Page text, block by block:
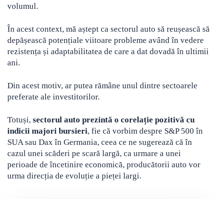
volumul.
În acest context, mă aștept ca sectorul auto să reușească să
depășească potențiale viitoare probleme având în vedere
rezistența și adaptabilitatea de care a dat dovadă în ultimii
ani.
Din acest motiv, ar putea rămâne unul dintre sectoarele
preferate ale investitorilor.
Totuși, sectorul auto prezintă o corelație pozitivă cu
indicii majori bursieri, fie că vorbim despre S&P 500 în
SUA sau Dax în Germania, ceea ce ne sugerează că în
cazul unei scăderi pe scară largă, ca urmare a unei
perioade de încetinire economică, producătorii auto vor
urma direcția de evoluție a pieței largi.